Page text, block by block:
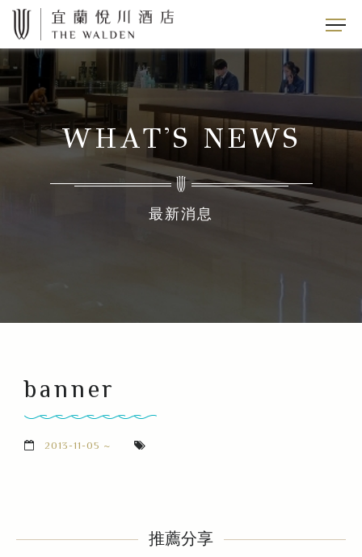
WHAT'S NEWS
最新消息
banner
2013-11-05 ~
推薦分享